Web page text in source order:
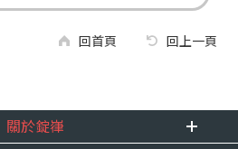
化機器或其他非自動化之方
回首頁 回上一頁
關於錠嵂